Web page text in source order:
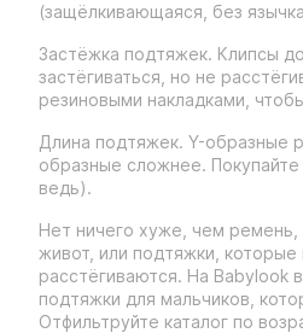
(защёлкивающаяся, без
Застёжка подтяжек. Клипсы
застёгиваться, но не
резиновыми накладками,
Длина подтяжек. Y-образные
образные сложнее. Покупайте
ведь).
Нет ничего хуже, чем ремень,
живот, или подтяжки, которые
расстёгиваются. На Babylook
подтяжки для мальчиков,
Отфильтруйте каталог по